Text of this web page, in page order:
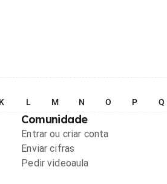
K L M N O P Q
Comunidade
Entrar ou criar conta
Enviar cifras
Pedir videoaula